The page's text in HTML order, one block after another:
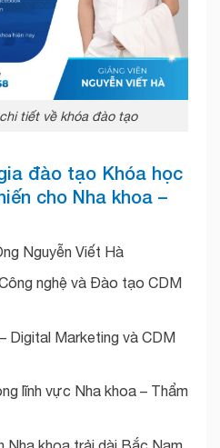
tiết về khóa đào tạo
đào tạo Khóa học
cho Nha khoa –
Nguyễn Viết Hà
nghệ và Đào tạo CDM
Digital Marketing và CDM
lĩnh vực Nha khoa – Thẩm